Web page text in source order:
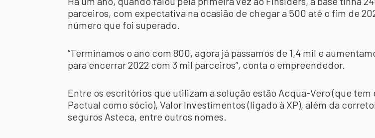
parceiros, com expectativa na ocasião de chegar a 500 até o fim de
número que foi superado.
“Terminamos o ano com 800, agora já passamos de 1,4 mil e
para encerrar 2022 com 3 mil parceiros”, conta o empreendedor.
Entre os escritórios que utilizam a solução estão Acqua-Vero (que tem
Pactual como sócio), Valor Investimentos (ligado à XP), além da
seguros Asteca, entre outros nomes.